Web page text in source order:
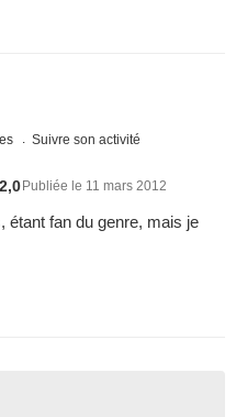
Suivre son activité
2,0Publiée le 11 mars 2012
étant fan du genre, mais je